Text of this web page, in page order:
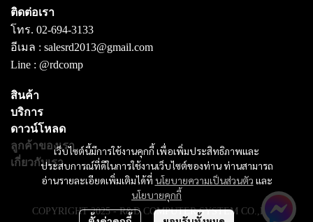
เว็บไซต์นี้มีการใช้งานคุกกี้ เพื่อเพิ่มประสิทธิภาพและ
ประสบการณ์ที่ดีในการใช้งานเว็บไซต์ของท่าน ท่านสามารถ
อ่านรายละเอียดเพิ่มเติมได้ที่ นโยบายความเป็นส่วนตัว และ
นโยบายคุกกี้
ติดต่อเรา
โทร. 02-694-3133
อีเมล : salesrd2013@gmail.com
Line : @rdcomp
สินค้า
บริการ
ดาวน์โหลด
ลูกค้าของเรา
เกี่ยวกับเรา
COPYRIGHT 2025 - R&D COMPUTER SYSTEM CO.,LTD.